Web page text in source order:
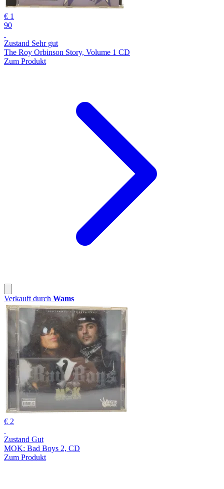
€ 1
90
Zustand Sehr gut
The Roy Orbinson Story, Volume 1 CD
Zum Produkt
Verkauft durch Wams
€ 2
Zustand Gut
MOK: Bad Boys 2, CD
Zum Produkt